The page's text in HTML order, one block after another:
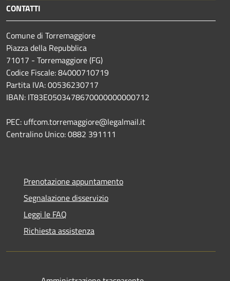
CONTATTI
Comune di Torremaggiore
Piazza della Repubblica
71017 - Torremaggiore (FG)
Codice Fiscale: 84000710719
Partita IVA: 00536230717
IBAN: IT83E0503478670000000000712
PEC: uffcom.torremaggiore@legalmail.it
Centralino Unico: 0882 391111
Prenotazione appuntamento
Segnalazione disservizio
Leggi le FAQ
Richiesta assistenza